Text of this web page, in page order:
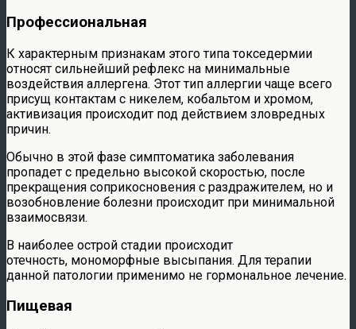
Профессиональная
К характерным признакам этого типа токседермии
относят сильнейший рефлекс на минимальные
воздействия аллергена. Этот тип аллергии чаще всего
присущ контактам с никелем, кобальтом и хромом,
активизация происходит под действием зловредных
причин.
Обычно в этой фазе симптоматика заболевания
пропадет с предельно высокой скоростью, после
прекращения соприкосновения с раздражителем, но и
возобновление болезни происходит при минимальной
взаимосвязи.
В наиболее острой стадии происходит
отечность, мономорфные высыпания. Для терапии
данной патологии применимо не гормональное лечение.
Пищевая